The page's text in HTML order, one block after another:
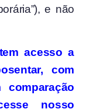
e não
acesso a
com
nosso